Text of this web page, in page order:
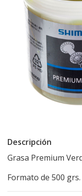
Descripción
Grasa Premium
Formato de 500 grs.